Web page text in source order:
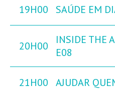
19H00 SAÚDE EM
20H00
INSIDE THE
E08
21H00 AJUDAR